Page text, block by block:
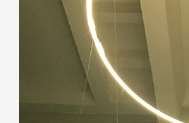
Candidater
Contact